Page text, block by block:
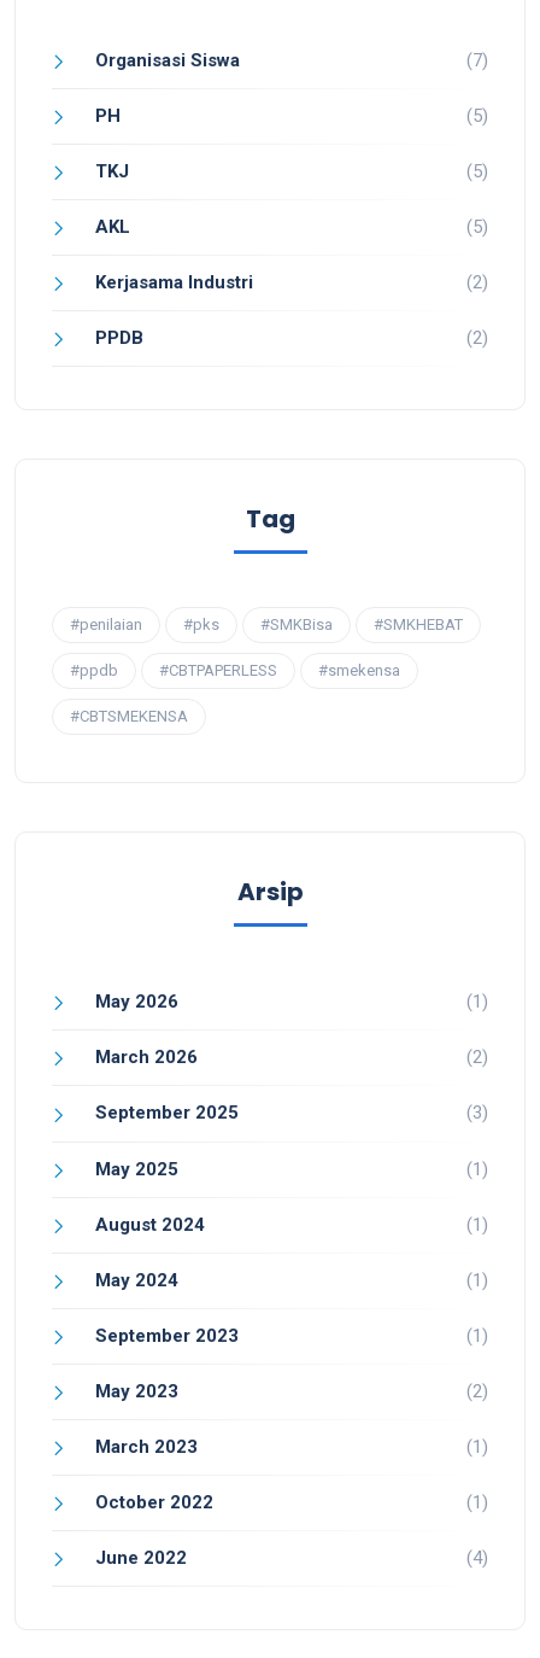
Organisasi Siswa (7)
PH (5)
TKJ (5)
AKL (5)
Kerjasama Industri (2)
PPDB (2)
Tag
#penilaian #pks #SMKBisa #SMKHEBAT
#ppdb #CBTPAPERLESS #smekensa
#CBTSMEKENSA
Arsip
May 2026 (1)
March 2026 (2)
September 2025 (3)
May 2025 (1)
August 2024 (1)
May 2024 (1)
September 2023 (1)
May 2023 (2)
March 2023 (1)
October 2022 (1)
June 2022 (4)